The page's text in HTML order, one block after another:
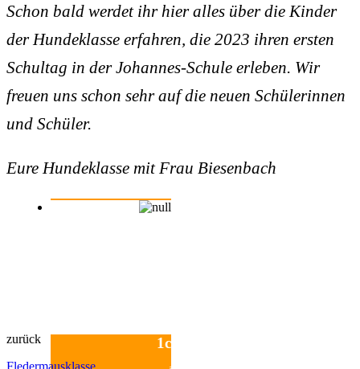
Schon bald werdet ihr hier alles über die Kinder
der Hundeklasse erfahren, die 2023 ihren ersten
Schultag in der Johannes-Schule erleben. Wir
freuen uns schon sehr auf die neuen Schülerinnen
und Schüler.
Eure Hundeklasse mit Frau Biesenbach
1c
zurück